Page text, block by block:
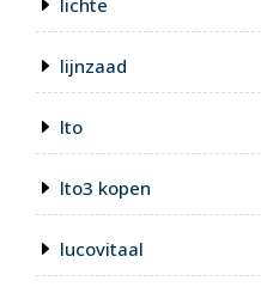
lichte
lijnzaad
lto
lto3 kopen
lucovitaal